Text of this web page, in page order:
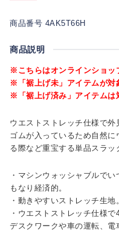
商品番号 4AK5T66H
商品説明
※こちらはオンラインショッ
※「裾上げ未」アイテムが対
※「裾上げ済み」アイテムは
ウエストストレッチ仕様で
ゴムが入っているため自然
る際など重宝する単品スラッ
・マシンウォッシャブルで
もなり経済的。
・動きやすいストレッチ生地。
・ウエストストレッチ仕様
デスクワークや車の運転、